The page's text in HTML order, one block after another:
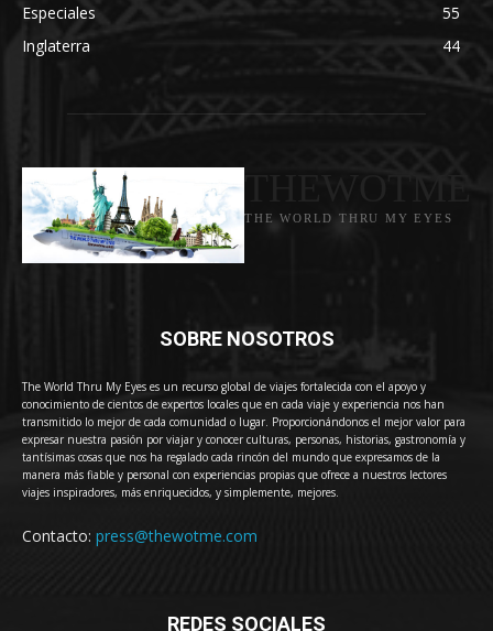
Especiales
55
Inglaterra
44
THE WORLD THRU MY EYES
SOBRE NOSOTROS
The World Thru My Eyes es un recurso global de viajes fortalecida con el apoyo y
conocimiento de cientos de expertos locales que en cada viaje y experiencia nos han
transmitido lo mejor de cada comunidad o lugar. Proporcionándonos el mejor valor para
expresar nuestra pasión por viajar y conocer culturas, personas, historias, gastronomía y
tantísimas cosas que nos ha regalado cada rincón del mundo que expresamos de la
manera más fiable y personal con experiencias propias que ofrece a nuestros lectores
viajes inspiradores, más enriquecidos, y simplemente, mejores.
Contacto: press@thewotme.com
REDES SOCIALES